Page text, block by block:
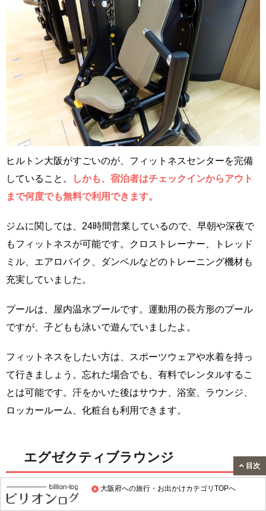
大阪府への旅行・お出かけカテゴリTOPへ
ヒルトン大阪がすごいのが、フィットネスセンターを完備
していること。
しかも、宿泊者はチェックインからアウト
まで何度でも無料で利用できます。
ジムに関しては、24時間営業しているので、早朝や深夜で
もフィットネスが可能です。クロストレーナー、トレッド
ミル、エアロバイク、ダンベルなどのトレーニング機材も
充実していました。
プールは、屋内温水プールです。運動用の長方形のプール
ですが、子どもも泳いで遊んでいましたよ。
フィットネスをしたい方は、スポーツウェアや水着を持っ
て行きましょう。忘れた場合でも、有料でレンタルするこ
とは可能です。汗をかいた後はサウナ、浴室、ラウンジ、
ロッカールーム、化粧台も利用できます。
エグゼクティブラウンジ
エグゼクティブフロアおよびスイートルームに宿泊する方
目次